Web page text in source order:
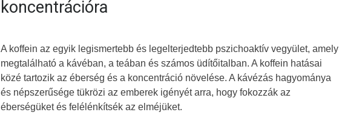
koncentrációra
A koffein az egyik legismertebb és legelterjedtebb pszichoaktív vegyület, amely
megtalálható a kávéban, a teában és számos üdítőitalban. A koffein hatásai
közé tartozik az éberség és a koncentráció növelése. A kávézás hagyománya
és népszerűsége tükrözi az emberek igényét arra, hogy fokozzák az
éberségüket és felélénkítsék az elméjüket.